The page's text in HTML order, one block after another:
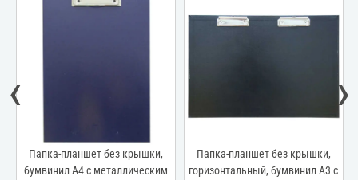
Папка-планшет без крышки,
бумвинил А4 с металлическим
Папка-планшет без крышки,
горизонтальный, бумвинил А3 с
‹ ›